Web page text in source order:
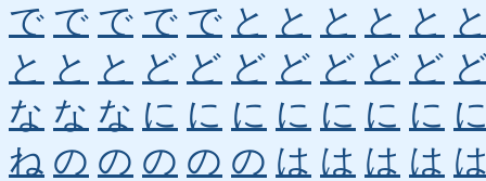
で で で で で と と と と と
と と と ど ど ど ど ど ど ど
な な な に に に に に に に
ね の の の の の は は は は